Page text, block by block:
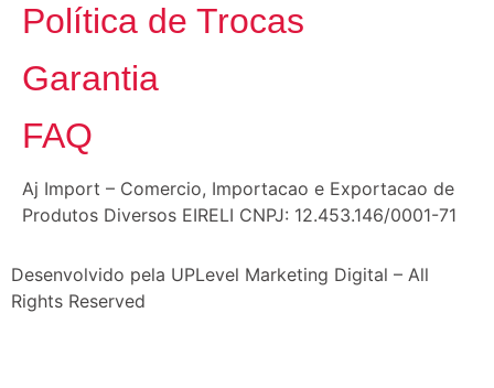
Política de Trocas
Garantia
FAQ
Aj Import – Comercio, Importacao e Exportacao de
Produtos Diversos EIRELI CNPJ: 12.453.146/0001-71
Desenvolvido pela UPLevel Marketing Digital – All
Rights Reserved